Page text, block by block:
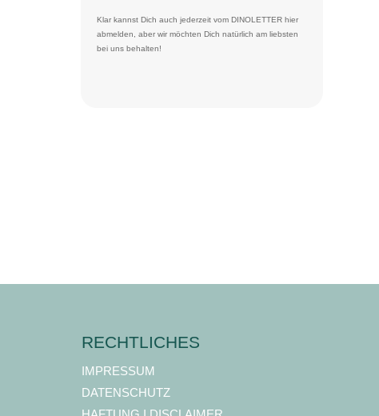
Klar kannst Dich auch jederzeit vom DINOLETTER hier
abmelden, aber wir möchten Dich natürlich am liebsten
bei uns behalten!
RECHTLICHES
IMPRESSUM
DATENSCHUTZ